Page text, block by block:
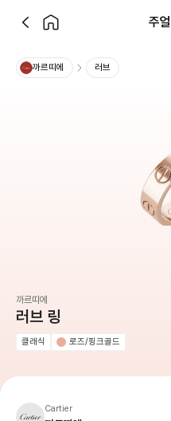
주
까르띠에 러브
까르띠에
러브 링
클래식 로즈/핑크골드
Cartier